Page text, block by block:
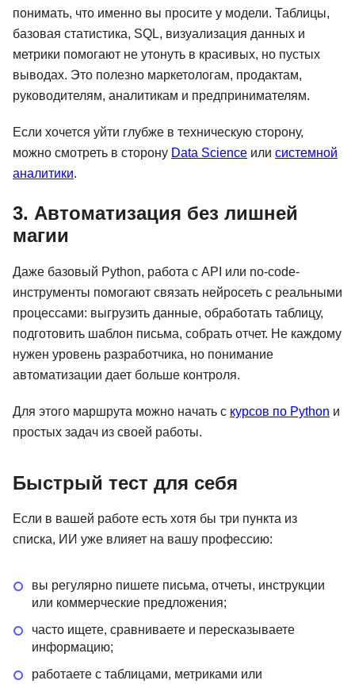
понимать, что именно вы просите у модели. Таблицы,
базовая статистика, SQL, визуализация данных и
метрики помогают не утонуть в красивых, но пустых
выводах. Это полезно маркетологам, продактам,
руководителям, аналитикам и предпринимателям.
Если хочется уйти глубже в техническую сторону,
можно смотреть в сторону Data Science или системной
аналитики.
3. Автоматизация без лишней
магии
Даже базовый Python, работа с API или no-code-
инструменты помогают связать нейросеть с реальными
процессами: выгрузить данные, обработать таблицу,
подготовить шаблон письма, собрать отчет. Не каждому
нужен уровень разработчика, но понимание
автоматизации дает больше контроля.
Для этого маршрута можно начать с курсов по Python и
простых задач из своей работы.
Быстрый тест для себя
Если в вашей работе есть хотя бы три пункта из
списка, ИИ уже влияет на вашу профессию:
вы регулярно пишете письма, отчеты, инструкции
или коммерческие предложения;
часто ищете, сравниваете и пересказываете
информацию;
работаете с таблицами, метриками или